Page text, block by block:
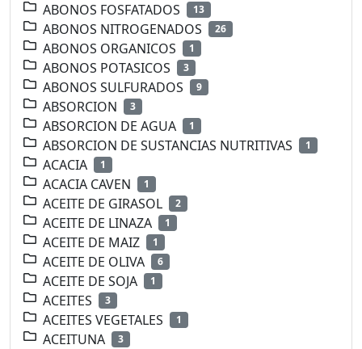
ABONOS FOSFATADOS 13
ABONOS NITROGENADOS 26
ABONOS ORGANICOS 1
ABONOS POTASICOS 3
ABONOS SULFURADOS 9
ABSORCION 3
ABSORCION DE AGUA 1
ABSORCION DE SUSTANCIAS NUTRITIVAS 1
ACACIA 1
ACACIA CAVEN 1
ACEITE DE GIRASOL 2
ACEITE DE LINAZA 1
ACEITE DE MAIZ 1
ACEITE DE OLIVA 6
ACEITE DE SOJA 1
ACEITES 3
ACEITES VEGETALES 1
ACEITUNA 3